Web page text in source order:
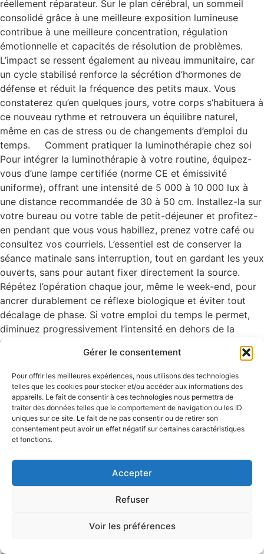
Gérer le consentement
Pour offrir les meilleures expériences, nous utilisons des technologies
telles que les cookies pour stocker et/ou accéder aux informations des
appareils. Le fait de consentir à ces technologies nous permettra de
traiter des données telles que le comportement de navigation ou les ID
uniques sur ce site. Le fait de ne pas consentir ou de retirer son
consentement peut avoir un effet négatif sur certaines caractéristiques
et fonctions.
Accepter
Refuser
Voir les préférences
réellement réparateur. Sur le plan cérébral, un sommeil
consolidé grâce à une meilleure exposition lumineuse
contribue à une meilleure concentration, régulation
émotionnelle et capacités de résolution de problèmes.
L’impact se ressent également au niveau immunitaire, car
un cycle stabilisé renforce la sécrétion d’hormones de
défense et réduit la fréquence des petits maux. Vous
constaterez qu’en quelques jours, votre corps s’habituera à
ce nouveau rythme et retrouvera un équilibre naturel,
même en cas de stress ou de changements d’emploi du
temps. Comment pratiquer la luminothérapie chez soi
Pour intégrer la luminothérapie à votre routine, équipez-
vous d’une lampe certifiée (norme CE et émissivité
uniforme), offrant une intensité de 5 000 à 10 000 lux à
une distance recommandée de 30 à 50 cm. Installez-la sur
votre bureau ou votre table de petit-déjeuner et profitez-
en pendant que vous vous habillez, prenez votre café ou
consultez vos courriels. L’essentiel est de conserver la
séance matinale sans interruption, tout en gardant les yeux
ouverts, sans pour autant fixer directement la source.
Répétez l’opération chaque jour, même le week-end, pour
ancrer durablement ce réflexe biologique et éviter tout
décalage de phase. Si votre emploi du temps le permet,
diminuez progressivement l’intensité en dehors de la
fenêtre idéale pour affiner votre seuil de tolérance à la
lumière et maximiser les bénéfices sur votre sommeil.
Optimiser votre routine pour un sommeil durable La
luminothérapie matinale s’inscrit dans un écosystème
d’habitudes destinées à renforcer votre sommeil. Avant
même d’allumer votre lampe, intégrez un bref exercice en
plein air dès les premiers rayons, car la lumière naturelle,
même modérée, vient renforcer l’efficacité de votre séance
vigilance matinale. Pour compléter cette synergie,
explorez d’autres approches complémentaires. Par
exemple, vous pouvez adopter la méthode douce pour un
à un repos plus dense. Par ailleurs, un guide complet pour